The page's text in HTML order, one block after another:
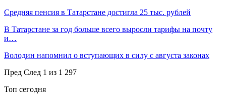
Средняя пенсия в Татарстане достигла 25 тыс. рублей
В Татарстане за год больше всего выросли тарифы на почту
и…
Володин напомнил о вступающих в силу с августа законах
Пред След 1 из 1 297
Топ сегодня